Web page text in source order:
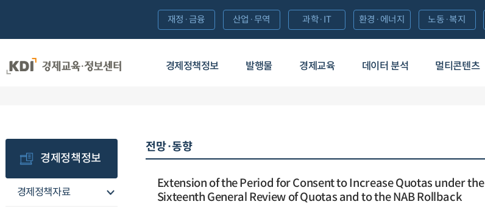
경제정책정보 발행물 경제교육 데이터 분석 멀티콘텐츠
재정·금융 산업·무역 과학·IT 환경·에너지 노동·복지
경제정책정보
경제정책자료
전망·동향
Extension of the Period for Consent to Increase Quotas under the
Sixteenth General Review of Quotas and to the NAB Rollback